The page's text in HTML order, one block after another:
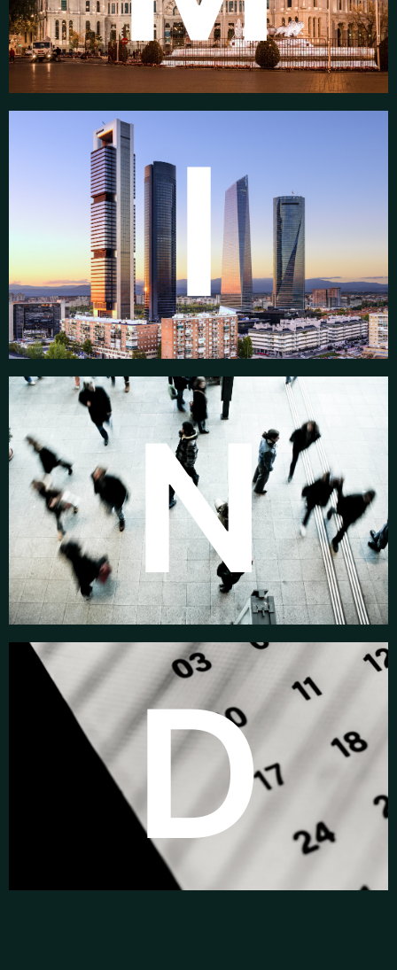
Madrid
La capital se consolida como HUB financiero del sur
de Europa. MIND se instala en el Palacio de Cibeles en
su cuarta edición: más de 2.000 m2 de exposición y 2
anfiteatros cubiertos.
I
Investor
MIND es una plataforma de visibilidad y negocio
dirigida a los principales players del Asset y Wealth
Management nacional e internacional.
N
Networking
Evento B2B conectando a toda la cadena de valor del
sector: gestores de activos nacionales e
internacionales, selectores de fondos, banqueros
privados, asesores financieros, fintech, despachos,
consultoras, aseguradoras…
D